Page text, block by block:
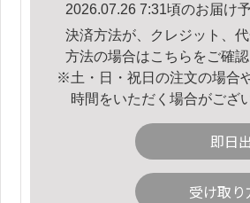
2026.07.26 7:31頃のお届け予
決済方法が、クレジット、
方法の場合はこちら をご確
※土・日・祝日の注文の場合
時間をいただく場合がござ
即日
受け取